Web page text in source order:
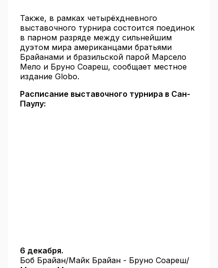
Также, в рамках четырёхдневного
выставочного турнира состоится поединок
в парном разряде между сильнейшим
дуэтом мира американцами братьями
Брайанами и бразильской парой Марсело
Мело и Бруно Соареш, сообщает местное
издание Globo.
Расписание выставочного турнира в Сан-
Паулу:
6 декабря.
Боб Брайан/Майк Брайан - Бруно Соареш/